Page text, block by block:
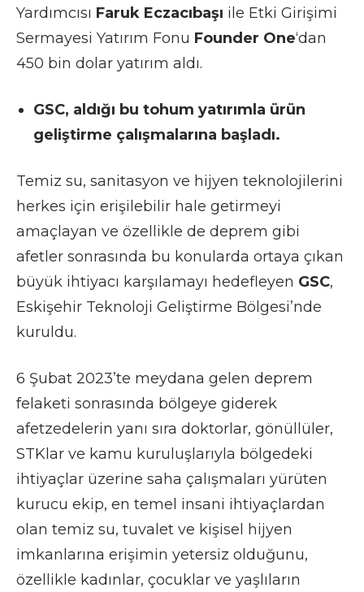
Yardımcısı Faruk Eczacıbaşı ile Etki Girişimi
Sermayesi Yatırım Fonu Founder One‘dan
450 bin dolar yatırım aldı.
GSC, aldığı bu tohum yatırımla ürün
geliştirme çalışmalarına başladı.
Temiz su, sanitasyon ve hijyen teknolojilerini
herkes için erişilebilir hale getirmeyi
amaçlayan ve özellikle de deprem gibi
afetler sonrasında bu konularda ortaya çıkan
büyük ihtiyacı karşılamayı hedefleyen GSC,
Eskişehir Teknoloji Geliştirme Bölgesi’nde
kuruldu.
6 Şubat 2023’te meydana gelen deprem
felaketi sonrasında bölgeye giderek
afetzedelerin yanı sıra doktorlar, gönüllüler,
STKlar ve kamu kuruluşlarıyla bölgedeki
ihtiyaçlar üzerine saha çalışmaları yürüten
kurucu ekip, en temel insani ihtiyaçlardan
olan temiz su, tuvalet ve kişisel hijyen
imkanlarına erişimin yetersiz olduğunu,
özellikle kadınlar, çocuklar ve yaşlıların